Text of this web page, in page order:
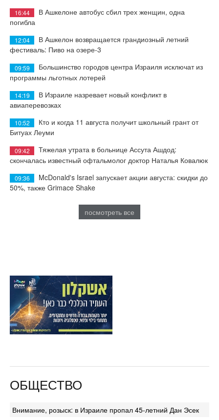
16:44
В Ашкелоне автобус сбил трех женщин, одна
погибла
12:04
В Ашкелон возвращается грандиозный летний
фестиваль: Пиво на озере-3
09:59
Большинство городов центра Израиля исключат из
программы льготных лотерей
14:19
В Израиле назревает новый конфликт в
авиаперевозках
10:52
Кто и когда 11 августа получит школьный грант от
Битуах Леуми
09:42
Тяжелая утрата в больнице Ассута Ашдод:
скончалась известный офтальмолог доктор Наталья Ковалюк
09:36
McDonald's Israel запускает акции августа: скидки до
50%, также Grimace Shake
посмотреть все
ОБЩЕСТВО
Внимание, розыск: в Израиле пропал 45-летний Дан Эсек